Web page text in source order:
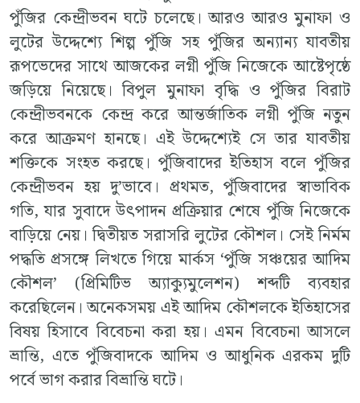
পুঁজির কেন্দ্রীভবন ঘটে চলেছে। আরও আরও মুনাফা ও
লুটের উদ্দেশ্যে শিল্প পুঁজি সহ পুঁজির অন্যান্য যাবতীয়
রূপভেদের সাথে আজকের লগ্নী পুঁজি নিজেকে আষ্টেপৃষ্ঠে
জড়িয়ে নিয়েছে। বিপুল মুনাফা বৃদ্ধি ও পুঁজির বিরাট
কেন্দ্রীভবনকে কেন্দ্র করে আন্তর্জাতিক লগ্নী পুঁজি নতুন
করে আক্রমণ হানছে। এই উদ্দেশ্যেই সে তার যাবতীয়
শক্তিকে সংহত করছে। পুঁজিবাদের ইতিহাস বলে পুঁজির
কেন্দ্রীভবন হয় দু’ভাবে। প্রথমত, পুঁজিবাদের স্বাভাবিক
গতি, যার সুবাদে উৎপাদন প্রক্রিয়ার শেষে পুঁজি নিজেকে
বাড়িয়ে নেয়। দ্বিতীয়ত সরাসরি লুটের কৌশল। সেই নির্মম
পদ্ধতি প্রসঙ্গে লিখতে গিয়ে মার্কস ‘পুঁজি সঞ্চয়ের আদিম
কৌশল’ (প্রিমিটিভ অ্যাক্যুমুলেশন) শব্দটি ব্যবহার
করেছিলেন। অনেকসময় এই আদিম কৌশলকে ইতিহাসের
বিষয় হিসাবে বিবেচনা করা হয়। এমন বিবেচনা আসলে
ভ্রান্তি, এতে পুঁজিবাদকে আদিম ও আধুনিক এরকম দুটি
পর্বে ভাগ করার বিভ্রান্তি ঘটে।